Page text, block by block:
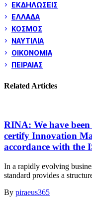
ΕΚΔΗΛΩΣΕΙΣ
ΕΛΛΑΔΑ
ΚΟΣΜΟΣ
ΝΑΥΤΙΛΙΑ
ΟΙΚΟΝΟΜΙΑ
ΠΕΙΡΑΙΑΣ
Related Articles
RINA: We have
certify Innovation
accordance with the
In a rapidly evolving
standard provides a
By piraeus365